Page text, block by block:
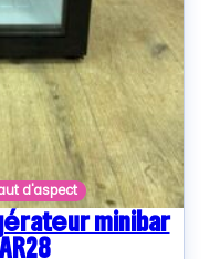
d'aspect
minibar